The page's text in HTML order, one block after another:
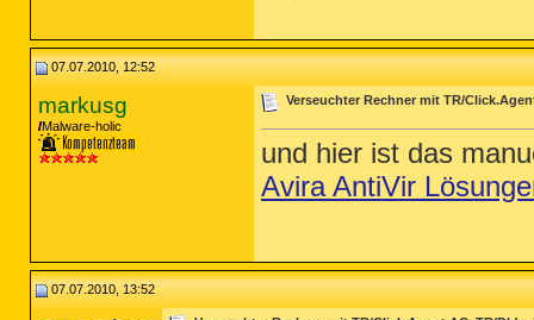
07.07.2010, 12:52
markusg
Malware-holic
Verseuchter Rechner mit TR/
und hier ist das
Avira AntiVir
07.07.2010, 13:52